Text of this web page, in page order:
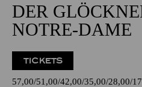
DER
NOTRE-DAME
TICKETS
57,00 51,00 42,00 35,00 28,00